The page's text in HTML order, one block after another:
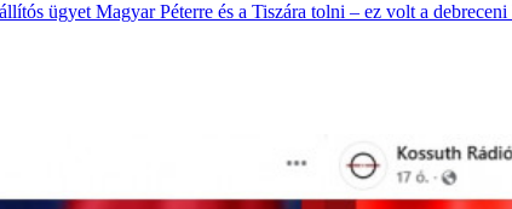
ügyet Magyar Péterre és a Tiszára tolni – ez volt a